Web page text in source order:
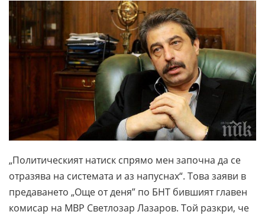
„Политическият натиск спрямо мен започна да се
отразява на системата и аз напуснах“. Това заяви в
предаването „Още от деня” по БНТ бившият главен
комисар на МВР Светлозар Лазаров. Той разкри, че